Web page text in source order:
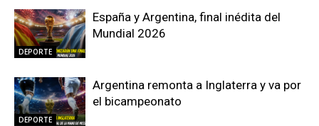
DEPORTE
España y Argentina, final inédita del
Mundial 2026
DEPORTE
Argentina remonta a Inglaterra y va por
el bicampeonato